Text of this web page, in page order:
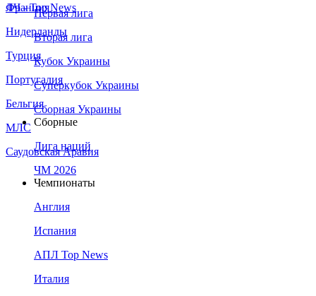
Франция
Нидерланды
Турция
Португалия
Бельгия
МЛС
Саудовская Аравия
ЛЧ - Top News
Первая лига
Вторая лига
Кубок Украины
Суперкубок Украины
Сборная Украины
Сборные
Лига наций
ЧМ 2026
Чемпионаты
Англия
Испания
АПЛ Top News
Италия